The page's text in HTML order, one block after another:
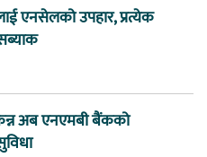
एनसेलको उपहार, प्रत्येक
अब एनएमबी बैंकको